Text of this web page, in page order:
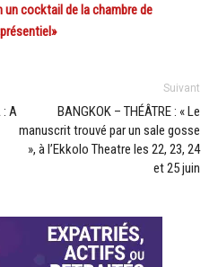
un cocktail de la chambre de
: A
Suivant
BANGKOK – THÉÂTRE : « Le
manuscrit trouvé par un sale gosse
», à l’Ekkolo Theatre les 22, 23, 24
et 25 juin